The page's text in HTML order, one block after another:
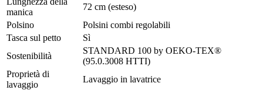
manica
72 cm (esteso)
Polsino
Polsini combi regolabili
Tasca sul petto
Sì
Sostenibilità
STANDARD 100 by OEKO-TEX®
(95.0.3008 HTTI)
Proprietà di
lavaggio
Lavaggio in lavatrice